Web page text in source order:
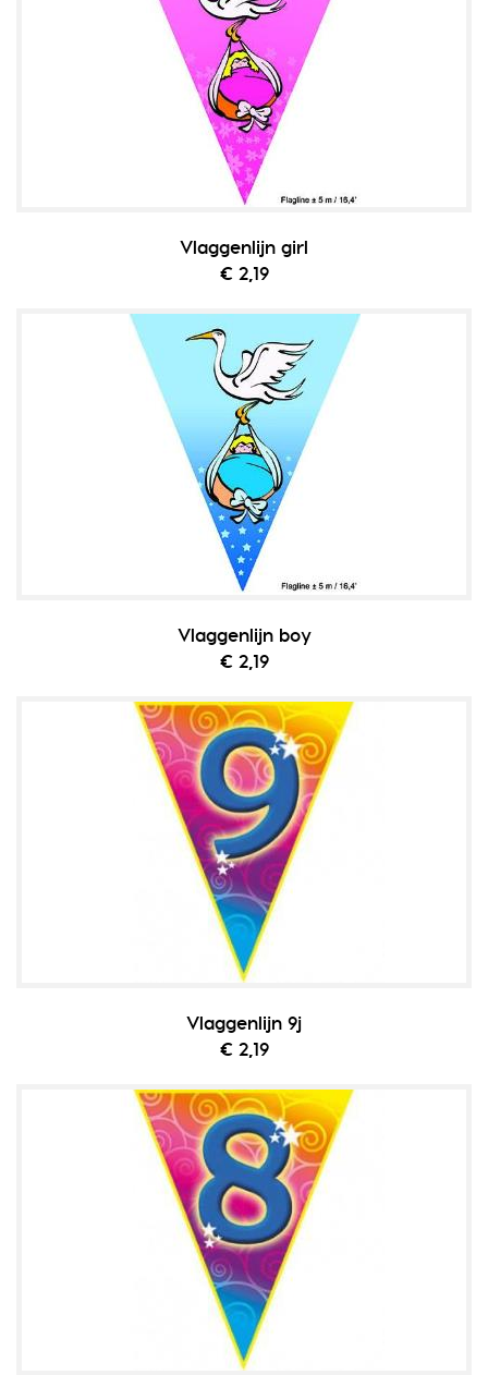
Vlaggenlijn girl
€ 2,19
Vlaggenlijn boy
€ 2,19
Vlaggenlijn 9j
€ 2,19